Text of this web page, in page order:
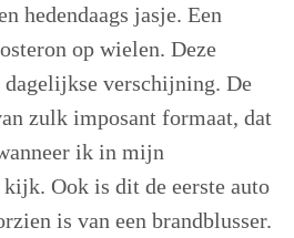
hedendaags jasje. Een
op wielen. Deze
dagelijkse verschijning. De
zulk imposant formaat, dat
ik in mijn
Ook is dit de eerste auto
is van een brandblusser.